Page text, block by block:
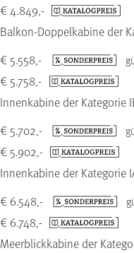
Balkon-Doppelkabine der
€ 4.849,-
Innenkabine der Kategorie
€ 5.558,-
€ 5.758,-
Innenkabine der Kategorie
€ 5.702,-
€ 5.902,-
Meerblickkabine der
€ 6.548,-
€ 6.748,-